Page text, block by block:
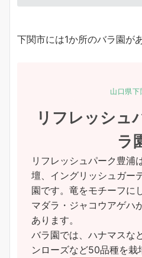
下関市には1か所のバラ園が
山口県下
リフレッシュ
ラ
リフレッシュパーク豊浦
壇、イングリッシュガー
園です。竜をモチーフに
マダラ・ジャコウアゲハ
あります。
バラ園では、ハナマスな
ンローズなど50品種を栽